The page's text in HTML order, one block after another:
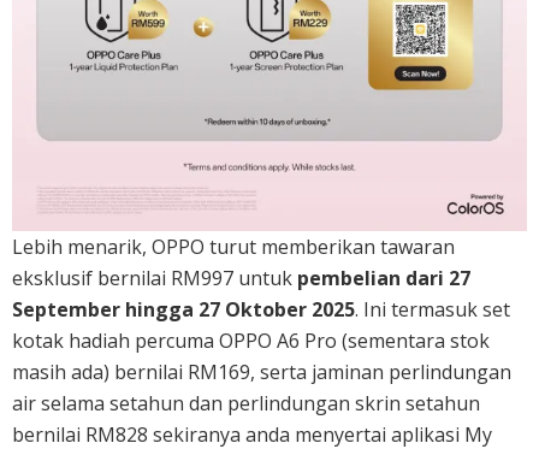
Lebih menarik, OPPO turut memberikan tawaran
eksklusif bernilai RM997 untuk pembelian dari 27
September hingga 27 Oktober 2025. Ini termasuk set
kotak hadiah percuma OPPO A6 Pro (sementara stok
masih ada) bernilai RM169, serta jaminan perlindungan
air selama setahun dan perlindungan skrin setahun
bernilai RM828 sekiranya anda menyertai aplikasi My